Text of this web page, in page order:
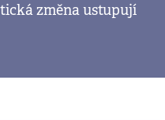
změna ustupují